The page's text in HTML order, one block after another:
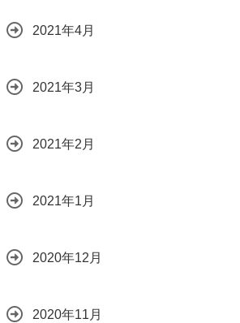
2021年4月
2021年3月
2021年2月
2021年1月
2020年12月
2020年11月